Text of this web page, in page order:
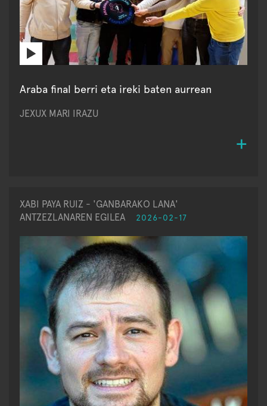
Araba final berri eta ireki baten aurrean
JEXUX MARI IRAZU
XABI PAYA RUIZ - 'GANBARAKO LANA'
ANTZEZLANAREN EGILEA
2026-02-17